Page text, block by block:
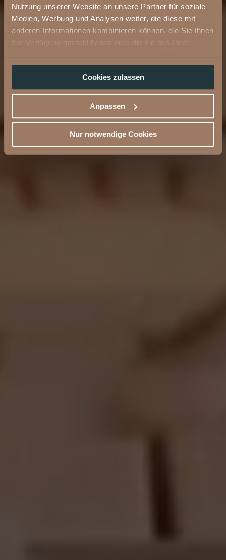
Nutzung unserer Website an unsere Partner für soziale
Medien, Werbung und Analysen weiter, die diese mit
anderen Informationen kombinieren können, die Sie ihnen
zur Verfügung gestellt haben oder die sie aus Ihrer
Nutzung ihrer Dienste gesammelt haben.
Informationen
Cookies zulassen
Anpassen
Nur notwendige Cookies